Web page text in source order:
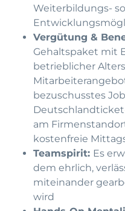
Weiterbildungs-
Vergütung &
Gehaltspaket mit
betrieblicher
bezuschusstes
am
kostenfreie
Teamspirit: Es
dem ehrlich,
miteinander
wird